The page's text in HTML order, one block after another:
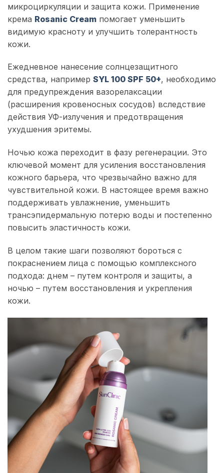
микроциркуляции и защита кожи. Применение
крема Rosanic Cream помогает уменьшить
видимую красноту и улучшить толерантность
кожи.
Ежедневное нанесение солнцезащитного
средства, например SYL 100 SPF 50+, необходимо
для предупреждения вазорелаксации
(расширения кровеносных сосудов) вследствие
действия УФ-излучения и предотвращения
ухудшения эритемы.
Ночью кожа переходит в фазу регенерации. Это
ключевой момент для усиления восстановления
кожного барьера, что чрезвычайно важно для
чувствительной кожи. В настоящее время важно
поддерживать увлажнение, уменьшить
трансэпидермальную потерю воды и постепенно
повысить эластичность кожи.
В целом такие шаги позволяют бороться с
покраснением лица с помощью комплексного
подхода: днем ​​– путем контроля и защиты, а
ночью – путем восстановления и укрепления
кожи.